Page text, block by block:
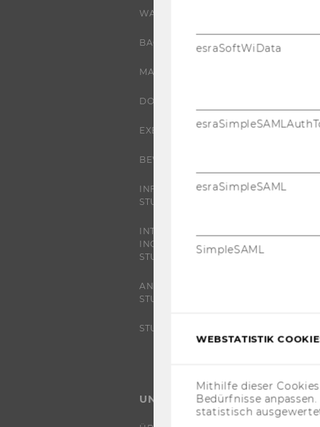
WARUM WU?
BACHELOR
MASTER
DOKTORAT / PHD
EXECUTIVE EDUCATION
BEWERBUNG UND ZULASSUNG
INFORMATIONEN FÜR
STUDIERENDE
INTERNATIONALE UND
INCOMING EXCHANGE
STUDIERENDE
ANGEBOTE FÜR SCHULEN UND
STUDIENINTERESSIERTE
STUDENT CLUBS
UNIVERSITÄT
esraSoftWiData
esraSimpleSAML
SimpleSAML
WEBSTATISTIK
Mithilfe dieser
Bedürfnisse
statistisch